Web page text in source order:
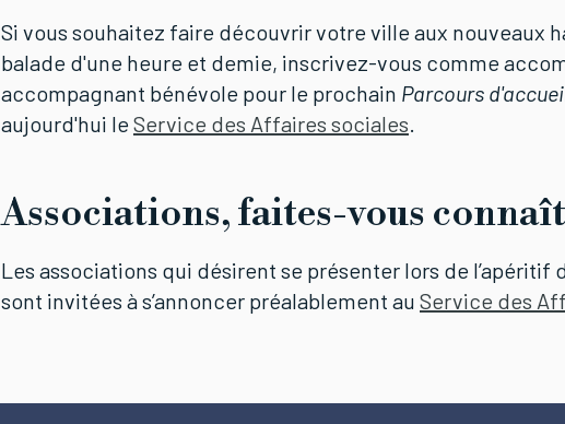
Si vous souhaitez faire découvrir votre ville aux nouveaux
balade d'une heure et demie, inscrivez-vous comme
accompagnant bénévole pour le prochain Parcours
aujourd'hui leService des Affaires sociales.
Associations, faites-vous
Les associations qui désirent se présenter lors de l’apéritif
sont invitées à s’annoncer préalablement au Service des